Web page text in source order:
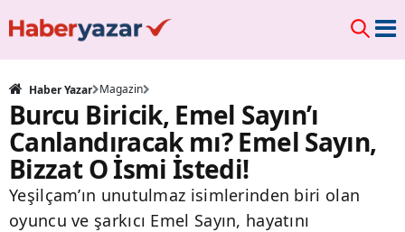
Haber Yazar Magazin
Burcu Biricik, Emel Sayın’ı
Canlandıracak mı? Emel Sayın,
Bizzat O İsmi İstedi!
Yeşilçam’ın unutulmaz isimlerinden biri olan
oyuncu ve şarkıcı Emel Sayın, hayatını